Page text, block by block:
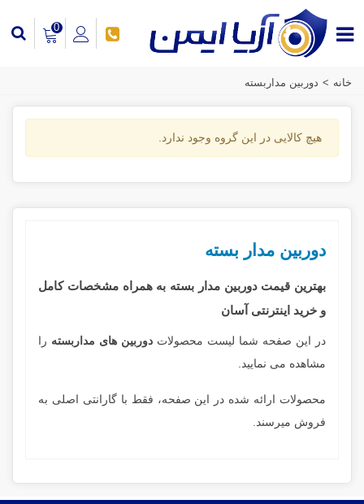
0
خانه > دوربین مداربسته
هیچ کالایی در این گروه وجود ندارد.
دوربین مدار بسته
بهترین قیمت دوربین مدار بسته به همراه مشخصات کامل
و خرید اینترنتی آسان
در این صفحه شما لیست محصولات دوربین های مداربسته را
مشاهده می نمایید.
محصولات ارائه شده در این صفحه، فقط با گارانتی اصلی به
فروش میرسند.